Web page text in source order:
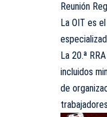
Reunión
La OIT es
La 20.ª
incluidos
de